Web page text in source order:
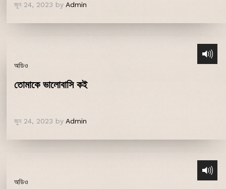
জুন 24, 2023 by Admin
অডিও
তোমাকে ভালোবাসি কই
জুন 24, 2023 by Admin
অডিও